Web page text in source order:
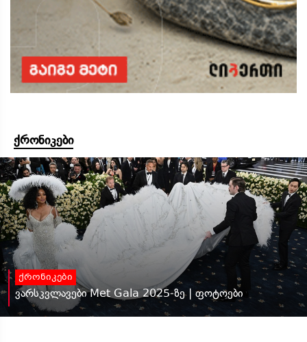
ქრონიკები
ქრონიკები
ვარსკვლავები Met Gala 2025-ზე | ფოტოები